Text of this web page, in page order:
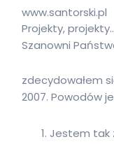
www.santorski.pl
Projekty,
Szanowni
zdecydowałem
2007. Powodów
Jestem tak